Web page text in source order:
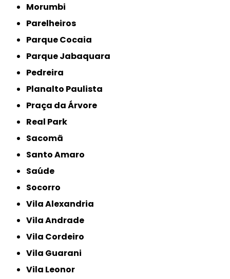
Morumbi
Parelheiros
Parque Cocaia
Parque Jabaquara
Pedreira
Planalto Paulista
Praça da Árvore
Real Park
Sacomã
Santo Amaro
Saúde
Socorro
Vila Alexandria
Vila Andrade
Vila Cordeiro
Vila Guarani
Vila Leonor